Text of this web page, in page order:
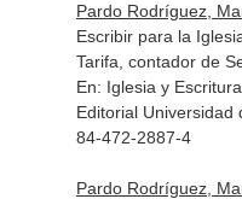
Pardo Rodríguez,
Escribir para la
Tarifa, contador de
En: Iglesia y
Editorial Universidad
84-472-2887-4
Pardo Rodríguez,